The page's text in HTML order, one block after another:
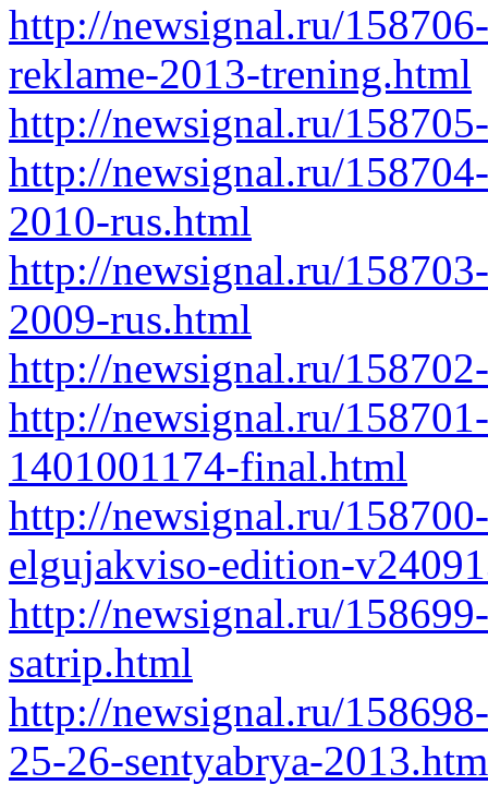
http://newsignal.ru/
reklame-2013-trening.html
http://newsignal.ru/
http://newsignal.ru/
2010-rus.html
http://newsignal.ru/
2009-rus.html
http://newsignal.ru/
http://newsignal.ru/
1401001174-final.html
http://newsignal.ru/
elgujakviso-edition-
http://newsignal.ru/
satrip.html
http://newsignal.ru/
25-26-sentyabrya-